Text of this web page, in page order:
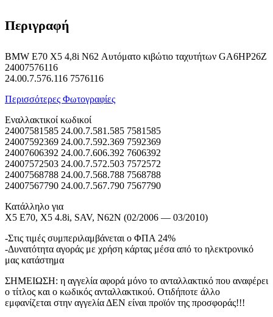
Περιγραφή
BMW E70 X5 4,8i N62 Αυτόματο κιβώτιο ταχυτήτων GA6HP26Z
24007576116
24.00.7.576.116 7576116
Περισσότερες Φωτογραφίες
Εναλλακτικοί κωδικοί
24007581585 24.00.7.581.585 7581585
24007592369 24.00.7.592.369 7592369
24007606392 24.00.7.606.392 7606392
24007572503 24.00.7.572.503 7572572
24007568788 24.00.7.568.788 7568788
24007567790 24.00.7.567.790 7567790
Κατάλληλο για
X5 E70, X5 4.8i, SAV, N62N (02/2006 — 03/2010)
-Στις τιμές συμπεριλαμβάνεται ο ΦΠΑ 24%
-Δυνατότητα αγοράς με χρήση κάρτας μέσα από το ηλεκτρονικό
μας κατάστημα
ΣΗΜΕΙΩΣΗ: η αγγελία αφορά μόνο το ανταλλακτικό που αναφέρει
ο τίτλος και ο κωδικός ανταλλακτικού. Οτιδήποτε άλλο
εμφανίζεται στην αγγελία ΔΕΝ είναι προϊόν της προσφοράς!!!